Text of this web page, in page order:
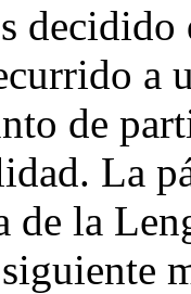
a
de
La
de la